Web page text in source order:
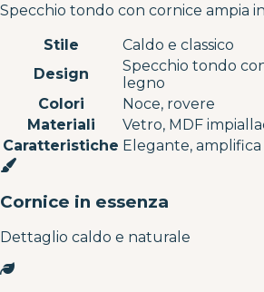
Specchio tondo con cornice ampia
Stile
Caldo e classico
Design
Specchio tondo
legno
Colori
Noce, rovere
Materiali
Vetro, MDF
Caratteristiche Elegante,
Cornice in essenza
Dettaglio caldo e naturale